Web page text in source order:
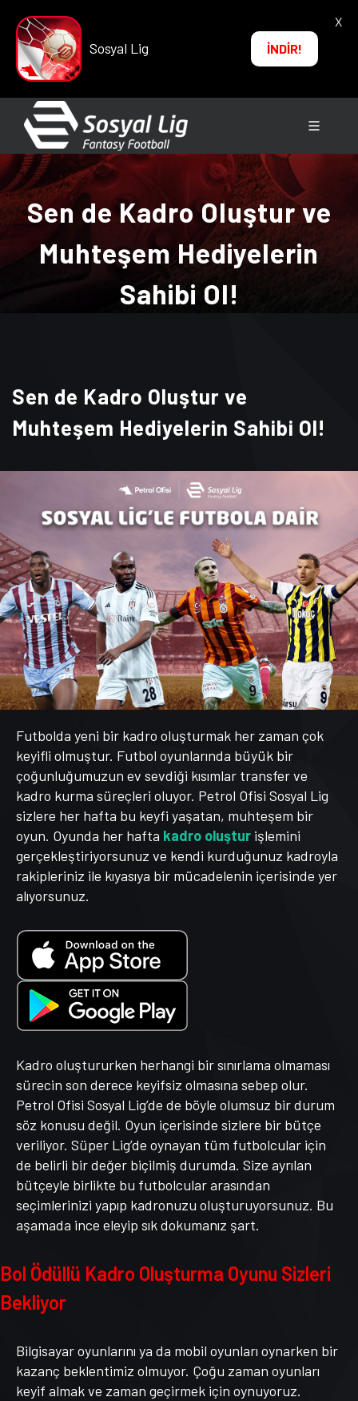
Sosyal Lig İNDİR!
X
Sen de Kadro Oluştur ve
Muhteşem Hediyelerin
Sahibi Ol!
Sen de Kadro Oluştur ve
Muhteşem Hediyelerin Sahibi Ol!
Futbolda yeni bir kadro oluşturmak her zaman çok
keyifli olmuştur. Futbol oyunlarında büyük bir
çoğunluğumuzun ev sevdiği kısımlar transfer ve
kadro kurma süreçleri oluyor. Petrol Ofisi Sosyal Lig
sizlere her hafta bu keyfi yaşatan, muhteşem bir
oyun. Oyunda her hafta kadro oluştur işlemini
gerçekleştiriyorsunuz ve kendi kurduğunuz kadroyla
rakipleriniz ile kıyasıya bir mücadelenin içerisinde yer
alıyorsunuz.
Kadro oluştururken herhangi bir sınırlama olmaması
sürecin son derece keyifsiz olmasına sebep olur.
Petrol Ofisi Sosyal Lig’de de böyle olumsuz bir durum
söz konusu değil. Oyun içerisinde sizlere bir bütçe
veriliyor. Süper Lig’de oynayan tüm futbolcular için
de belirli bir değer biçilmiş durumda. Size ayrılan
bütçeyle birlikte bu futbolcular arasından
seçimlerinizi yapıp kadronuzu oluşturuyorsunuz. Bu
aşamada ince eleyip sık dokumanız şart.
Bol Ödüllü Kadro Oluşturma Oyunu Sizleri
Bekliyor
Bilgisayar oyunlarını ya da mobil oyunları oynarken bir
kazanç beklentimiz olmuyor. Çoğu zaman oyunları
keyif almak ve zaman geçirmek için oynuyoruz.